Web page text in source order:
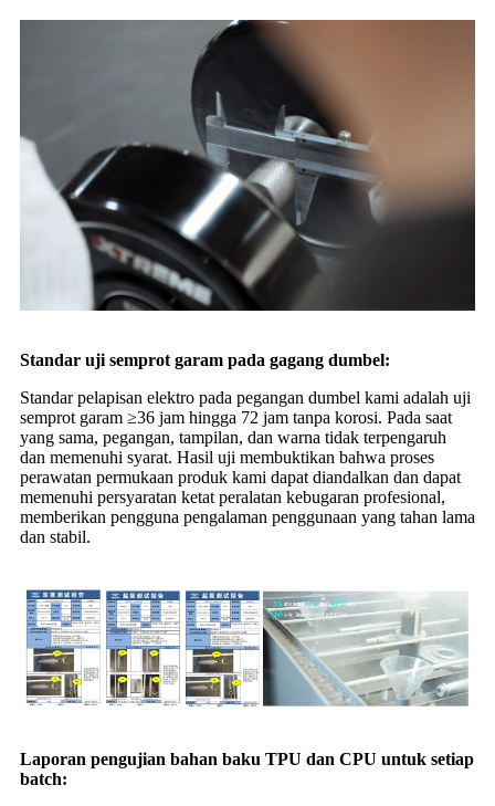
Standar uji semprot garam pada gagang dumbel:
Standar pelapisan elektro pada pegangan dumbel kami adalah uji
semprot garam ≥36 jam hingga 72 jam tanpa korosi. Pada saat
yang sama, pegangan, tampilan, dan warna tidak terpengaruh
dan memenuhi syarat. Hasil uji membuktikan bahwa proses
perawatan permukaan produk kami dapat diandalkan dan dapat
memenuhi persyaratan ketat peralatan kebugaran profesional,
memberikan pengguna pengalaman penggunaan yang tahan lama
dan stabil.
Laporan pengujian bahan baku TPU dan CPU untuk setiap
batch: